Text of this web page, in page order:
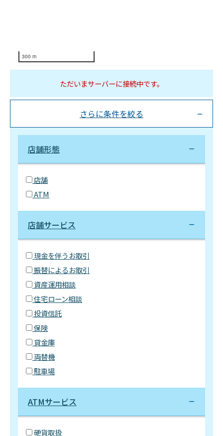
300 m
ただいまサーバーに接続中です。
さらに条件を絞る
店舗形態
店舗
ATM
店舗サービス
現金を伴うお取引
振替によるお取引
資産運用相談
住宅ローン相談
投資信託
保険
貸金庫
両替機
駐車場
ATMサービス
硬貨取扱